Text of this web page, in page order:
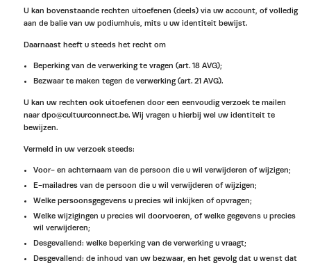
U kan bovenstaande rechten uitoefenen (deels) via uw account, of volledig
aan de balie van uw podiumhuis, mits u uw identiteit bewijst.
Daarnaast heeft u steeds het recht om
Beperking van de verwerking te vragen (art. 18 AVG);
Bezwaar te maken tegen de verwerking (art. 21 AVG).
U kan uw rechten ook uitoefenen door een eenvoudig verzoek te mailen
naar dpo@cultuurconnect.be. Wij vragen u hierbij wel uw identiteit te
bewijzen.
Vermeld in uw verzoek steeds:
Voor- en achternaam van de persoon die u wil verwijderen of wijzigen;
E-mailadres van de persoon die u wil verwijderen of wijzigen;
Welke persoonsgegevens u precies wil inkijken of opvragen;
Welke wijzigingen u precies wil doorvoeren, of welke gegevens u precies
wil verwijderen;
Desgevallend: welke beperking van de verwerking u vraagt;
Desgevallend: de inhoud van uw bezwaar, en het gevolg dat u wenst dat